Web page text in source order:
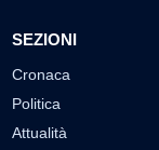
SEZIONI
Cronaca
Politica
Attualità